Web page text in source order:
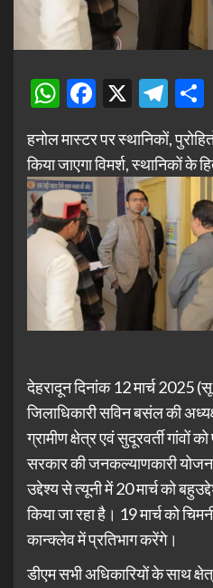
WhatsApp
Facebook
X
हनोल मास्टर पर स्थानिकों,
किया जाएगा विमर्श, स्थानिकों के
देहरादून दिनांक 12 मार्च 2025
जिलाधिकारी सविन बसंल की
ग्रामीण क्षेत्र एवं सुदूरवर्ती गांवों
सरकार की जनकल्याणकारी
उद्देश्य से त्यूनी में 20 मार्च को
किया जा रहा है। 19 मार्च को
कान्क्लेव में प्रतिभाग करेंगे।
डीएम सभी अधिकारियों के साथ